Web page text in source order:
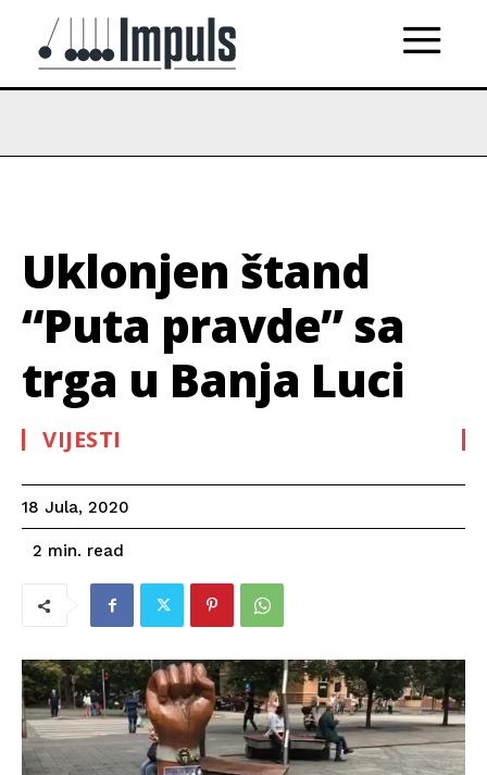
Uklonjen štand
“Puta pravde” sa
trga u Banja Luci
VIJESTI
18 Jula, 2020
2 min. read